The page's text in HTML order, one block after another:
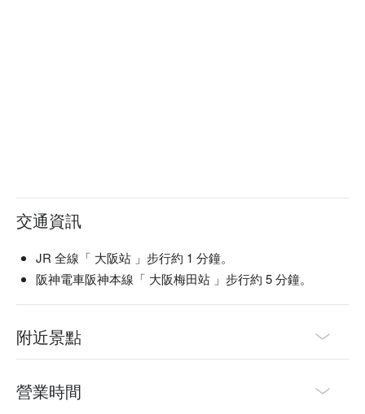
交通資訊
JR 全線「 大阪站 」步行約 1 分鐘。
阪神電車阪神本線「 大阪梅田站 」步行約 5 分鐘。
附近景點
營業時間